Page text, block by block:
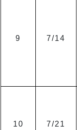
9 7/14
10 7/21